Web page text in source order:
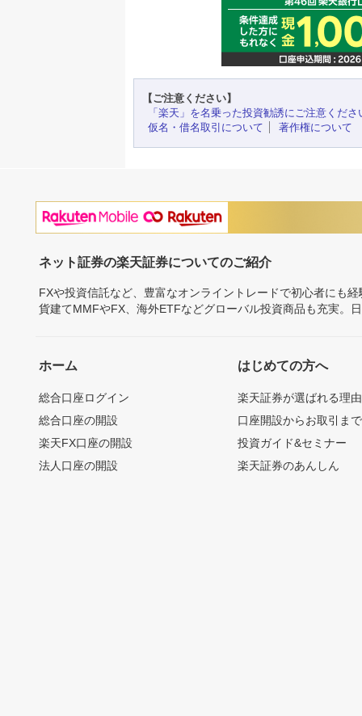
【ご注意ください】
「楽天」を名乗った投資勧誘にご注意くださ
仮名・借名取引について
著作権について
ネット証券の楽天証券についてのご紹介
FXや投資信託など、豊富なオンライントレードで初心者にも
貨建てMMFやFX、海外ETFなどグローバル投資商品も充実。
ホーム
総合口座ログイン
総合口座の開設
楽天FX口座の開設
法人口座の開設
はじめての方へ
楽天証券が選ばれる理由
口座開設からお取引ま
投資ガイド&セミナー
楽天証券のあんしん